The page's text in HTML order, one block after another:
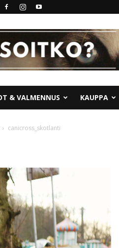
& VALMENNUS KAUPPA
canicross_skotlanti